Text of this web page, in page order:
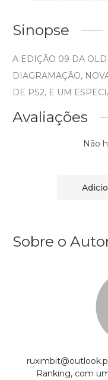
Sinopse
A EDIÇÃO 09 DA
DIAGRAMAÇÃO,
DE PS2, E UM
Avaliações
Não
Sobre o
Ranking, com